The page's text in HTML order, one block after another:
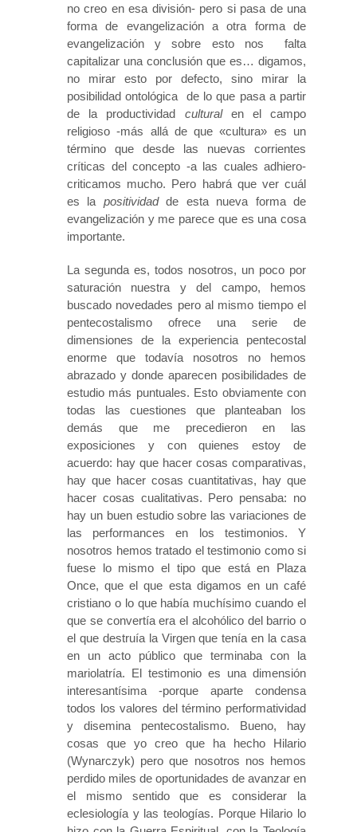
no creo en esa división- pero si pasa de una
forma de evangelización a otra forma de
evangelización y sobre esto nos falta
capitalizar una conclusión que es… digamos,
no mirar esto por defecto, sino mirar la
posibilidad ontológica de lo que pasa a partir
de la productividad culturalen el campo
religioso -más allá de que «cultura» es un
término que desde las nuevas corrientes
críticas del concepto -a las cuales adhiero-
criticamos mucho. Pero habrá que ver cuál
es la positividadde esta nueva forma de
evangelización y me parece que es una cosa
importante.
La segunda es, todos nosotros, un poco por
saturación nuestra y del campo, hemos
buscado novedades pero al mismo tiempo el
pentecostalismo ofrece una serie de
dimensiones de la experiencia pentecostal
enorme que todavía nosotros no hemos
abrazado y donde aparecen posibilidades de
estudio más puntuales. Esto obviamente con
todas las cuestiones que planteaban los
demás que me precedieron en las
exposiciones y con quienes estoy de
acuerdo: hay que hacer cosas comparativas,
hay que hacer cosas cuantitativas, hay que
hacer cosas cualitativas. Pero pensaba: no
hay un buen estudio sobre las variaciones de
las performances en los testimonios. Y
nosotros hemos tratado el testimonio como si
fuese lo mismo el tipo que está en Plaza
Once, que el que esta digamos en un café
cristiano o lo que había muchísimo cuando el
que se convertía era el alcohólico del barrio o
el que destruía la Virgen que tenía en la casa
en un acto público que terminaba con la
mariolatría. El testimonio es una dimensión
interesantísima -porque aparte condensa
todos los valores del término performatividad
y disemina pentecostalismo. Bueno, hay
cosas que yo creo que ha hecho Hilario
(Wynarczyk) pero que nosotros nos hemos
perdido miles de oportunidades de avanzar en
el mismo sentido que es considerar la
eclesiología y las teologías. Porque Hilario lo